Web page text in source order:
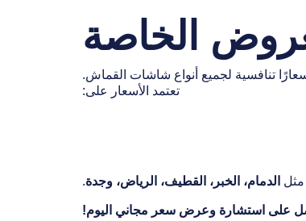
الخاصة
تنافسية لجميع أنواع شاشات القماش.
تعتمد الأسعار على:
الدمام، الخبر، القطيف، الرياض، وجدة.
على استشارة وعرض سعر مجاني اليوم!